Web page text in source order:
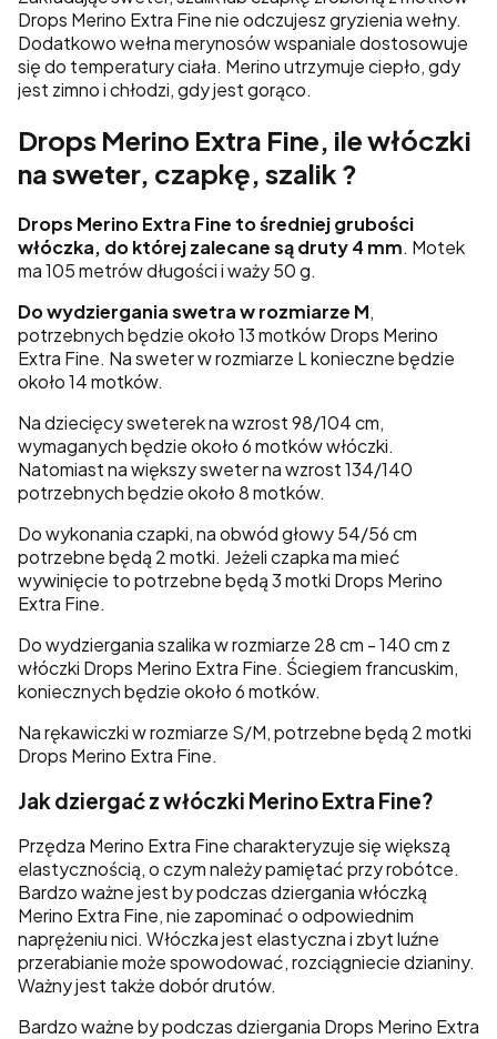
Drops Merino Extra Fine nie odczujesz gryzienia wełny.
Dodatkowo wełna merynosów wspaniale dostosowuje
się do temperatury ciała. Merino utrzymuje ciepło, gdy
jest zimno i chłodzi, gdy jest gorąco.
Drops Merino Extra Fine, ile włóczki
na sweter, czapkę, szalik ?
Drops Merino Extra Fine to średniej grubości
włóczka, do której zalecane są druty 4 mm. Motek
ma 105 metrów długości i waży 50 g.
Do wydziergania swetra w rozmiarze M,
potrzebnych będzie około 13 motków Drops Merino
Extra Fine. Na sweter w rozmiarze L konieczne będzie
około 14 motków.
Na dziecięcy sweterek na wzrost 98/104 cm,
wymaganych będzie około 6 motków włóczki.
Natomiast na większy sweter na wzrost 134/140
potrzebnych będzie około 8 motków.
Do wykonania czapki, na obwód głowy 54/56 cm
potrzebne będą 2 motki. Jeżeli czapka ma mieć
wywinięcie to potrzebne będą 3 motki Drops Merino
Extra Fine.
Do wydziergania szalika w rozmiarze 28 cm - 140 cm z
włóczki Drops Merino Extra Fine. Ściegiem francuskim,
koniecznych będzie około 6 motków.
Na rękawiczki w rozmiarze S/M, potrzebne będą 2 motki
Drops Merino Extra Fine.
Jak dziergać z włóczki Merino Extra Fine?
Przędza Merino Extra Fine charakteryzuje się większą
elastycznością, o czym należy pamiętać przy robótce.
Bardzo ważne jest by podczas dziergania włóczką
Merino Extra Fine, nie zapominać o odpowiednim
naprężeniu nici. Włóczka jest elastyczna i zbyt luźne
przerabianie może spowodować, rozciągniecie dzianiny.
Ważny jest także dobór drutów.
Bardzo ważne by podczas dziergania Drops Merino Extra